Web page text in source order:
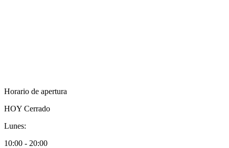
Horario de apertura
HOY Cerrado
Lunes:
10:00 - 20:00